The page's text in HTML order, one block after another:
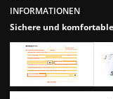
INFORMATIONEN
Sichere und